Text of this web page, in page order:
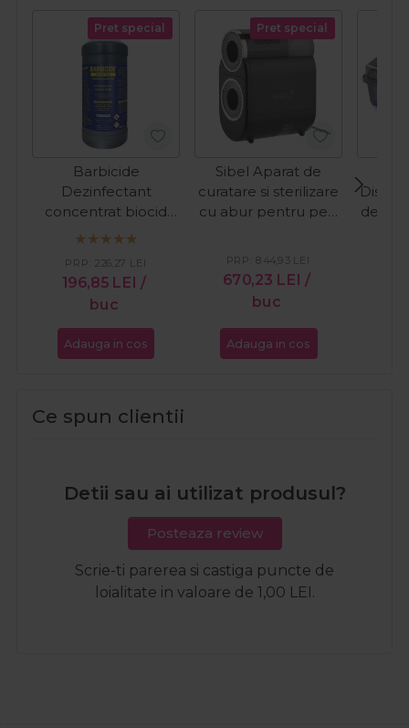
Pret special
Barbicide
Dezinfectant
concentrat biocid
pentru instrumentar
196,85 LEI /
buc
PRP: 226,27 LEI
Adauga in cos
Pret special
Sibel Aparat de
curatare si sterilizare
cu abur pentru perii
670,23 LEI /
buc
PRP: 844,93 LEI
Adauga in cos
Ce spun clientii
Detii sau ai utilizat produsul?
Posteaza review
Scrie-ti parerea si castiga puncte de
loialitate in valoare de 1,00 LEI.